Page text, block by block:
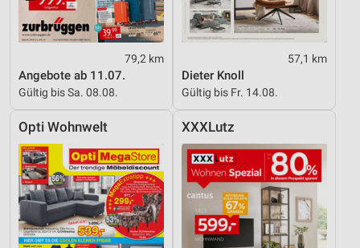
79,2 km
Angebote ab 11.07.
Gültig bis Sa. 08.08.
57,1 km
Dieter Knoll
Gültig bis Fr. 14.08.
Opti Wohnwelt XXXLutz